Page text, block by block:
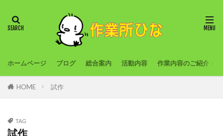
ホームページ ブログ 総合案内 活動内容 作業内容のご紹介
HOME 試作
TAG
試作